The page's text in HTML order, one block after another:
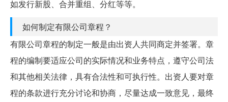
如发行新股、合并重组、分红等等。
如何制定有限公司章程？
有限公司章程的制定一般是由出资人共同商定并签署。章
程的编制要适应公司的实际情况和业务特点，遵守公司法
和其他相关法律，具有合法性和可执行性。出资人要对章
程的条款进行充分讨论和协商，尽量达成一致意见，最终